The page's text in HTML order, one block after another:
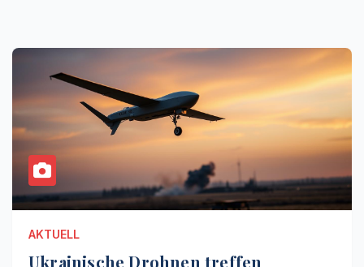
AKTUELL
Ukrainische Drohnen treffen